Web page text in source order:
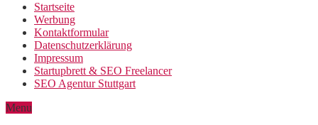
Startseite
Werbung
Kontaktformular
Datenschutzerklärung
Impressum
Startupbrett & SEO Freelancer
SEO Agentur Stuttgart
Menu